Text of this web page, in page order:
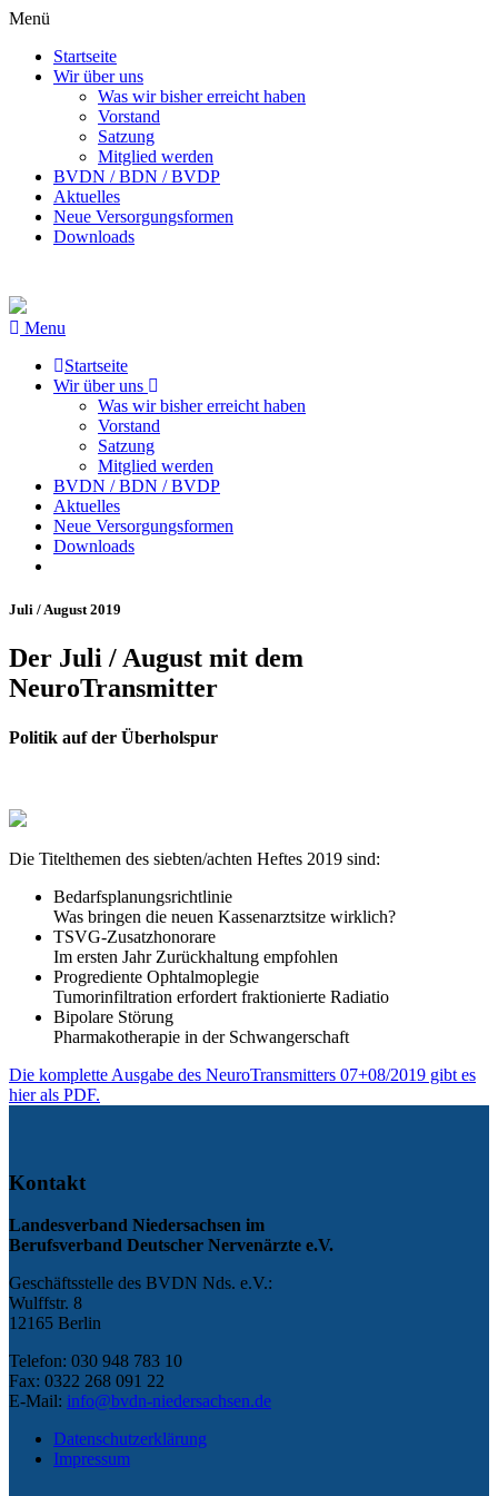
Menü
Startseite
Wir über uns
Was wir bisher erreicht haben
Vorstand
Satzung
Mitglied werden
BVDN / BDN / BVDP
Aktuelles
Neue Versorgungsformen
Downloads
Menu
Startseite
Wir über uns
Was wir bisher erreicht haben
Vorstand
Satzung
Mitglied werden
BVDN / BDN / BVDP
Aktuelles
Neue Versorgungsformen
Downloads
Juli / August 2019
Der Juli / August mit dem
NeuroTransmitter
Politik auf der Überholspur
Die Titelthemen des siebten/achten Heftes 2019 sind:
Bedarfsplanungsrichtlinie
Was bringen die neuen Kassenarztsitze wirklich?
TSVG-Zusatzhonorare
Im ersten Jahr Zurückhaltung empfohlen
Progrediente Ophtalmoplegie
Tumorinfiltration erfordert fraktionierte Radiatio
Bipolare Störung
Pharmakotherapie in der Schwangerschaft
Die komplette Ausgabe des NeuroTransmitters 07+08/2019 gibt es
hier als PDF.
Kontakt
Landesverband Niedersachsen im
Berufsverband Deutscher Nervenärzte e.V.
Geschäftsstelle des BVDN Nds. e.V.:
Wulffstr. 8
12165 Berlin
Telefon: 030 948 783 10
Fax: 0322 268 091 22
E-Mail: info@bvdn-niedersachsen.de
Datenschutzerklärung
Impressum